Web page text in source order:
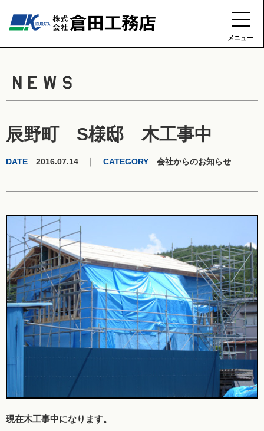
メニュー
NEWS
辰野町 S様邸 木工事中
DATE 2016.07.14 ｜ CATEGORY 会社からのお知らせ
現在木工事中になります。